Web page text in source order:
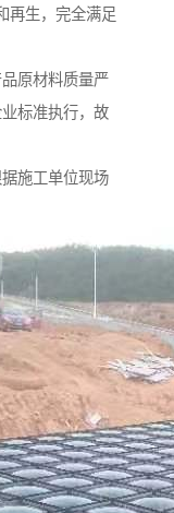
再生，完全满足
原材料质量严
标准执行，故
施工单位现场